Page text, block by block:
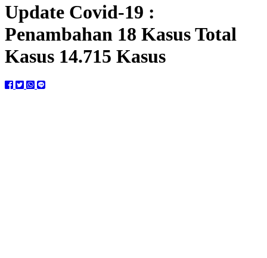
Update Covid-19 :
Penambahan 18 Kasus Total
Kasus 14.715 Kasus